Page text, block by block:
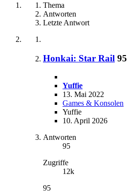
Thema
Antworten
Letzte Antwort
Honkai: Star Rail 95
Yuffie
13. Mai 2022
Games & Konsolen
Yuffie
10. April 2026
Antworten
95
Zugriffe
12k
95